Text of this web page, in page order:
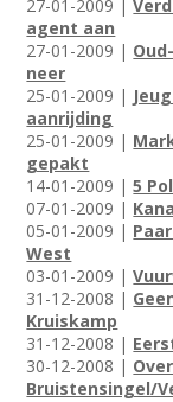
27-01-2009 |
agent aan
27-01-2009 |
neer
25-01-2009 |
aanrijding
25-01-2009 |
gepakt
14-01-2009 |5
07-01-2009 |
05-01-2009 |
West
03-01-2009 |
31-12-2008 |
Kruiskamp
31-12-2008 |
30-12-2008 |
Bruistensingel/